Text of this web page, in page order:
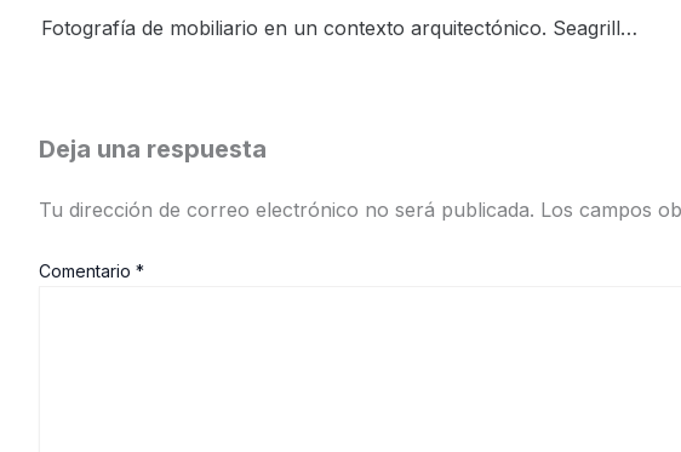
Fotografía de mobiliario en un contexto arquitectónico. Seagrill, Puente Romano, Marbella.
Deja una respuesta
Tu dirección de correo electrónico no será publicada. Los campos
Comentario *